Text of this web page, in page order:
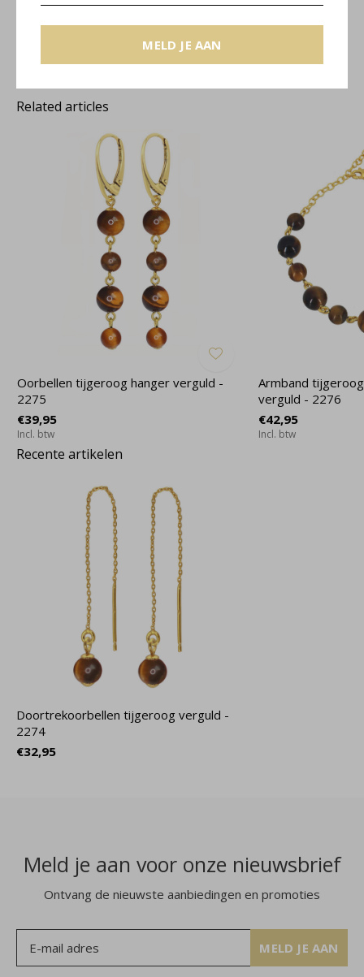
MELD JE AAN
Related articles
Oorbellen tijgeroog hanger verguld -
2275
€39,95
Incl. btw
Armband
verguld - 2276
€42,95
Incl. btw
Recente artikelen
Doortrekoorbellen tijgeroog verguld -
2274
€32,95
Meld je aan voor onze nieuwsbrief
Ontvang de nieuwste aanbiedingen en promoties
MELD JE AAN